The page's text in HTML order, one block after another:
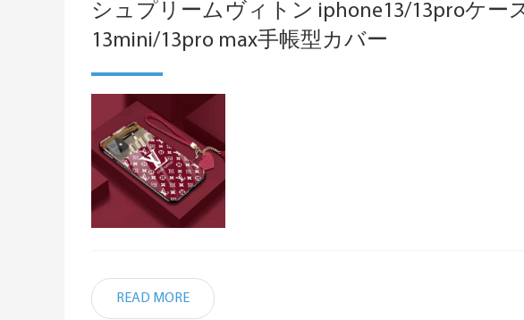
シュプリームヴィトン iphone13/13proケー
13mini/13pro max手帳型カバー
READ MORE